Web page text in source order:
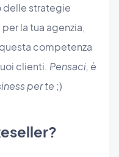
delle strategie
la tua agenzia,
competenza
clienti. Pensaci, è
per te ;)